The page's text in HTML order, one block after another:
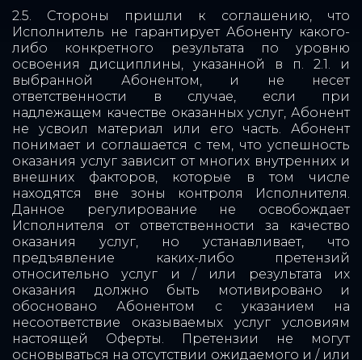
2.5. Стороны пришли к соглашению, что
Исполнитель не гарантирует Абоненту какого-
либо конкретного результата по уровню
освоения дисциплины, указанной в п. 2.1. и
выбранной Абонентом, и не несет
ответственности в случае, если при
надлежащем качестве оказанных услуг, Абонент
не усвоил материал или его часть. Абонент
понимает и соглашается с тем, что успешность
оказания услуг зависит от многих внутренних и
внешних факторов, которые в том числе
находятся вне зоны контроля Исполнителя.
Данное регулирование не освобождает
Исполнителя от ответственности за качество
оказания услуг, но устанавливает, что
предъявление каких-либо претензий
относительно услуг и / или результата их
оказания должно быть мотивировано и
обосновано Абонентом с указанием на
несоответствие оказываемых услуг условиям
настоящей Оферты. Претензии не могут
основываться на отсутствии ожидаемого и / или